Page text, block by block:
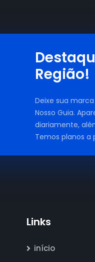
Região!
Deixe sua
Nosso Guia.
diariamente,
Temos planos a
Links
início